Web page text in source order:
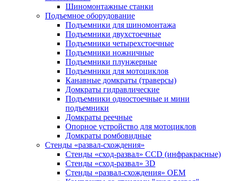
Шиномонтажные станки
Подъемное оборудование
Подъемники для шиномонтажа
Подъемники двухстоечные
Подъемники четырехстоечные
Подъемники ножничные
Подъемники плунжерные
Подъемники для мотоциклов
Канавные домкраты (траверсы)
Домкраты гидравлические
Подъемники одностоечные и мини
подъемники
Домкраты реечные
Опорное устройство для мотоциклов
Домкраты ромбовидные
Стенды «развал-схождения»
Стенды «сход-развал» CCD (инфракрасные)
Стенды «сход-развал» 3D
Стенды «развал-схождения» ОЕМ